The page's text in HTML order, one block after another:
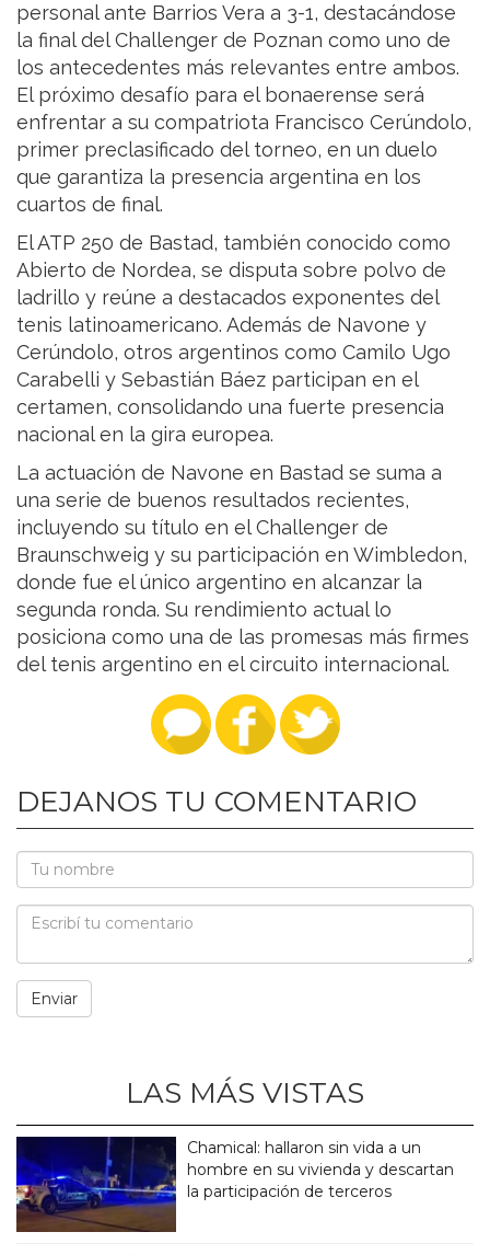
personal ante Barrios Vera a 3-1, destacándose
la final del Challenger de Poznan como uno de
los antecedentes más relevantes entre ambos.
El próximo desafío para el bonaerense será
enfrentar a su compatriota Francisco Cerúndolo,
primer preclasificado del torneo, en un duelo
que garantiza la presencia argentina en los
cuartos de final.
El ATP 250 de Bastad, también conocido como
Abierto de Nordea, se disputa sobre polvo de
ladrillo y reúne a destacados exponentes del
tenis latinoamericano. Además de Navone y
Cerúndolo, otros argentinos como Camilo Ugo
Carabelli y Sebastián Báez participan en el
certamen, consolidando una fuerte presencia
nacional en la gira europea.
La actuación de Navone en Bastad se suma a
una serie de buenos resultados recientes,
incluyendo su título en el Challenger de
Braunschweig y su participación en Wimbledon,
donde fue el único argentino en alcanzar la
segunda ronda. Su rendimiento actual lo
posiciona como una de las promesas más firmes
del tenis argentino en el circuito internacional.
DEJANOS TU COMENTARIO
LAS MÁS VISTAS
Chamical: hallaron sin vida a un
hombre en su vivienda y descartan
la participación de terceros